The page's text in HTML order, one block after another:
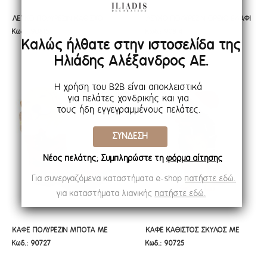
ΛΕΥΚΟ ΠΟΛΥΡΕΖΙΝ ΚΑΘΙΣΤΟ
ΕΛΑΦΙ 18Χ12Χ21ΕΚ
ΛΕΥΚΟ ΠΟΛΥΡΕΖΙΝ ΚΑΘΙΣΤΟ
ΕΛΑΦΙ 18Χ12Χ21ΕΚ
Κωδ.: 90815
ΛΕΥΚΟ ΠΟΛΥΡΕΖΙΝ ΟΡΘΙΟ ΕΛΑΦΙ
ΛΕΥΚΟ ΠΟΛΥΡΕΖΙΝ ΟΡΘΙΟ ΕΛΑΦΙ
ΚΑΦΕ ΠΟΛΥΡΕΖΙΝ ΜΠΟΤΑ ΜΕ
ΣΚΥΛΑΚΙ ΠΟΥ ΚΟΙΜΑΤΑΙ ΚΑΙ LED
ΚΑΦΕ ΠΟΛΥΡΕΖΙΝ ΜΠΟΤΑ ΜΕ
ΣΚΥΛΑΚΙ ΠΟΥ ΚΟΙΜΑΤΑΙ ΚΑΙ LED
Κωδ.: 90727
ΚΑΦΕ ΚΑΘΙΣΤΟΣ ΣΚΥΛΟΣ ΜΕ
ΚΟΚΚΙΝΟ ΣΚΟΥΦΟ 9,5Χ8Χ12,5ΕΚ
ΚΑΦΕ ΚΑΘΙΣΤΟΣ ΣΚΥΛΟΣ ΜΕ
ΚΟΚΚΙΝΟ ΣΚΟΥΦΟ 9,5Χ8Χ12,5ΕΚ
Κωδ.: 90725
ΣΥΝΔΕΣΗ
Καλώς ήλθατε στην ιστοσελίδα της
Ηλιάδης Αλέξανδρος ΑΕ.
Για συνεργαζόμενα καταστήματα e-shop πατήστε εδώ.
Η χρήση του B2B είναι αποκλειστικά
για πελάτες χονδρικής και για
τους ήδη εγγεγραμμένους πελάτες.
Νέος πελάτης; Συμπληρώστε τη φόρμα αίτησης
για καταστήματα λιανικής πατήστε εδώ.